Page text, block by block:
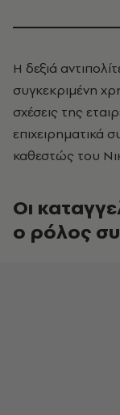
Η δεξιά
συγκεκριμένη
σχέσεις της
επιχειρηματικά
καθεστώς του
Οι
ο ρόλος